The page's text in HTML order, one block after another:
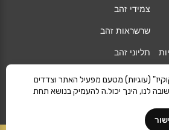
צמידי זהב
שרשראות זהב
תליוני זהב
גיפט קארד
מגזין
Vogue
(עוגיות) מטעם מפעיל האתר וצדדים
לנו, הינך יכול.ה להעמיק בנושא תחת